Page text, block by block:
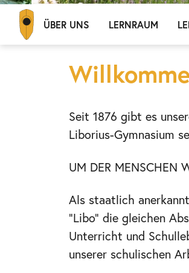
ÜBER UNS LERNRAUM
Seit 1876 gibt es
Liborius-Gymnasium
UM DER MENSCHEN
Als staatlich
"Libo" die gleichen
Unterricht und
unserer schulischen